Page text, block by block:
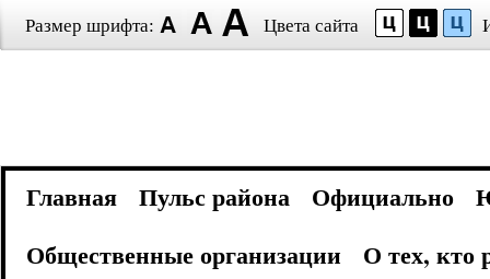
Размер шрифта: Цвета сайта
Главная Пульс района Официально
Общественные организации
О тех, кто